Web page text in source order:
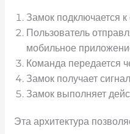
Замок подключается
Пользователь
мобильное
Команда передается
Замок получает
Замок выполняет
Эта архитектура